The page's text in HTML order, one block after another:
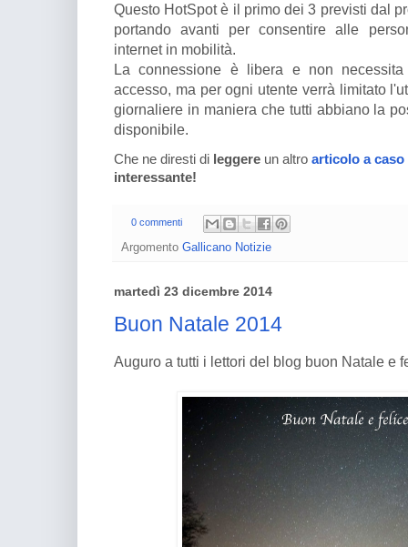
Questo HotSpot è il primo dei 3 previsti dal
portando avanti per consentire alle
internet in mobilità.
La connessione è libera e non
accesso, ma per ogni utente verrà limitato
giornaliere in maniera che tutti abbiano la
disponibile.
Che ne diresti di leggere un altro articolo a caso
interessante!
0 commenti
Argomento Gallicano Notizie
martedì 23 dicembre 2014
Buon Natale 2014
Auguro a tutti i lettori del blog buon Natale e